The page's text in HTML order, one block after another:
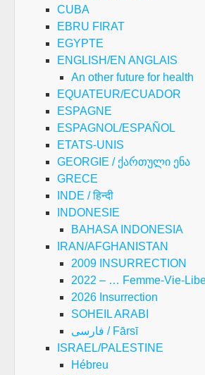
CUBA
EBRU FIRAT
EGYPTE
ENGLISH/EN ANGLAIS
An other future for health
EQUATEUR/ECUADOR
ESPAGNE
ESPAGNOL/ESPAÑOL
ETATS-UNIS
GEORGIE / ქართული ენა
GRECE
INDE / हिन्दी
INDONESIE
BAHASA INDONESIA
IRAN/AFGHANISTAN
2009 INSURRECTION
2022 – … Femme-Vie-
2026 Insurrection
SOHEIL ARABI
فارسی / Fārsī
ISRAEL/PALESTINE
Hébreu